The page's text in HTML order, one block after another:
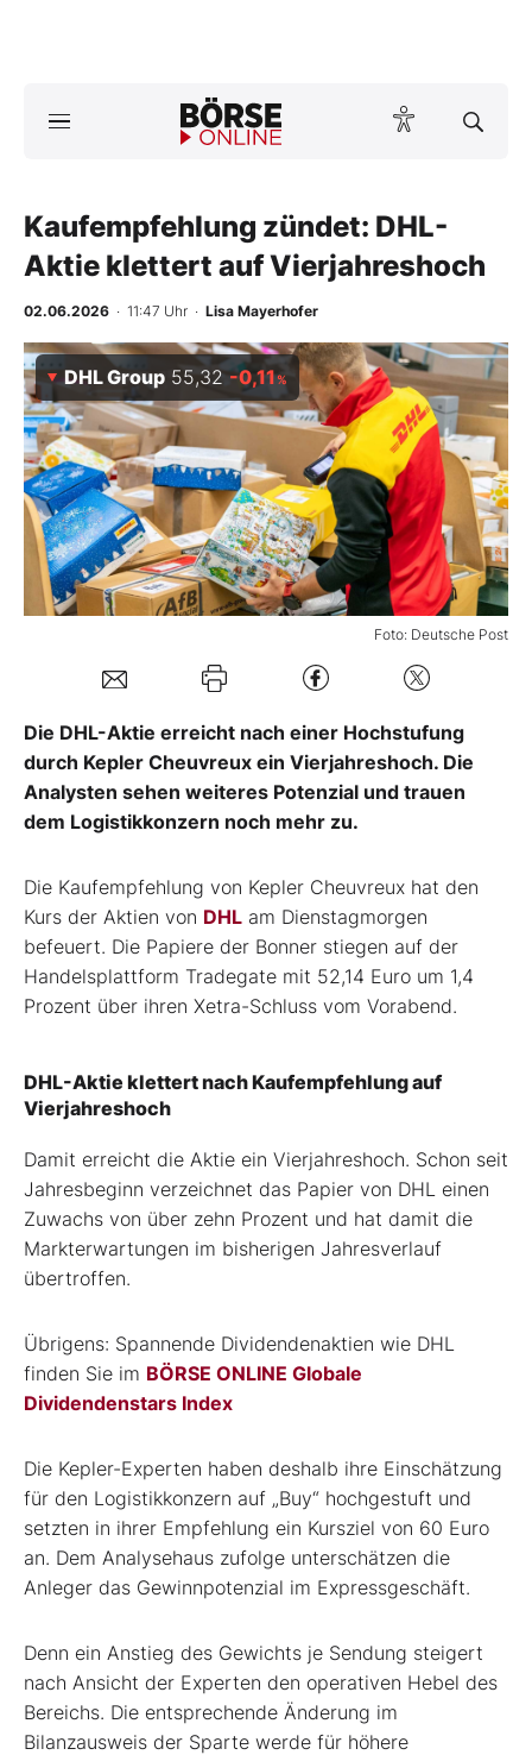
Anlageprodukte
Finanz-Check
Abo & Shop
BO-Musterdepots
Experten
Mein B:O
Mein Konto
Folgen Sie uns
Kontakt
Kaufempfehlung zündet: DHL-
Aktie klettert auf Vierjahreshoch
02.06.2026 · 11:47 Uhr · Lisa Mayerhofer
Foto: Deutsche Post
DHL Group 55,32 -0,11%
Die DHL-Aktie erreicht nach einer Hochstufung
durch Kepler Cheuvreux ein Vierjahreshoch. Die
Analysten sehen weiteres Potenzial und trauen
dem Logistikkonzern noch mehr zu.
Die Kaufempfehlung von Kepler Cheuvreux hat den
Kurs der Aktien von DHL am Dienstagmorgen
befeuert. Die Papiere der Bonner stiegen auf der
Handelsplattform Tradegate mit 52,14 Euro um 1,4
Prozent über ihren Xetra-Schluss vom Vorabend.
DHL-Aktie klettert nach Kaufempfehlung auf
Vierjahreshoch
Damit erreicht die Aktie ein Vierjahreshoch. Schon seit
Jahresbeginn verzeichnet das Papier von DHL einen
Zuwachs von über zehn Prozent und hat damit die
Markterwartungen im bisherigen Jahresverlauf
übertroffen.
Übrigens: Spannende Dividendenaktien wie DHL
finden Sie im BÖRSE ONLINE Globale
Dividendenstars Index
Die Kepler-Experten haben deshalb ihre Einschätzung
für den Logistikkonzern auf „Buy“ hochgestuft und
setzten in ihrer Empfehlung ein Kursziel von 60 Euro
an. Dem Analysehaus zufolge unterschätzen die
Anleger das Gewinnpotenzial im Expressgeschäft.
Denn ein Anstieg des Gewichts je Sendung steigert
nach Ansicht der Experten den operativen Hebel des
Bereichs. Die entsprechende Änderung im
Bilanzausweis der Sparte werde für höhere